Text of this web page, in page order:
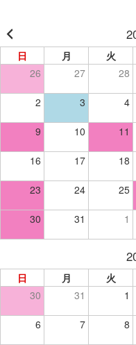
日 月 火
26
27 28
2 3 4
9 10 11
16 17 18
23 24 25
30 31 1
日 月 火
30
31 1
6 7 8